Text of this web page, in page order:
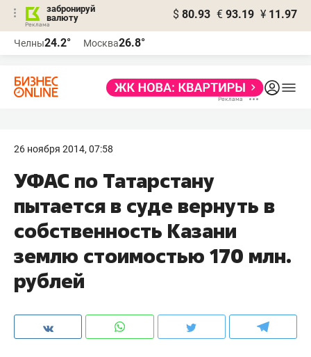
забронируй
валюту
$ 80.93 € 93.19 ¥ 11.97
Челны24.2° Москва26.8°
26 ноября 2014, 07:58
УФАС по Татарстану
пытается в суде вернуть в
собственность Казани
землю стоимостью 170 млн.
рублей